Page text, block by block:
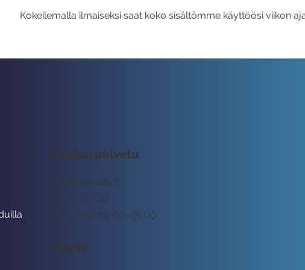
Kokeilemalla ilmaiseksi saat koko sisältömme käyttöösi viikon
Asiakaspalvelu
tuki@rockway.fi
Arkisin klo 09:00 -15:00
045 7731 1111
Osoite